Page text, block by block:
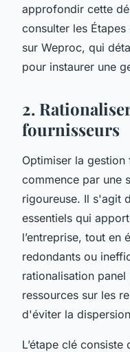
approfondir cette
consulter les
sur Weproc, qui
pour instaurer une
2.
fournisseurs
Optimiser la
commence par une
rigoureuse. Il s'agit
essentiels qui
l’entreprise, tout en
redondants ou
rationalisation
ressources sur les
d'éviter la
L’étape clé